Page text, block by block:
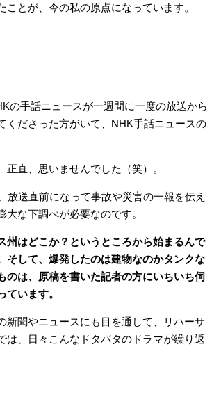
とが、今の私の原点になっています。
の手話ニュースが一週間に一度の放送から
くださった方がいて、NHK手話ニュースの
直、思いませんでした（笑）。
送直前になって事故や災害の一報を伝え
な下調べが必要なのです。
州はどこか？というところから始まるんで
そして、爆発したのは建物なのかタンクな
は、原稿を書いた記者の方にいちいち伺
います。
新聞やニュースにも目を通して、リハーサ
、日々こんなドタバタのドラマが繰り返